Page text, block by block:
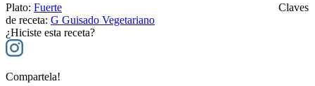
Plato: Fuerte
Claves
de receta: G Guisado Vegetariano
¿Hiciste esta receta?
Compartela!